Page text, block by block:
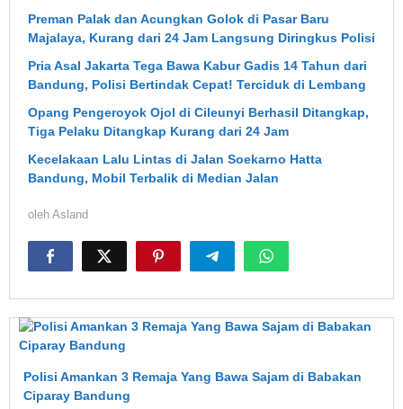
Preman Palak dan Acungkan Golok di Pasar Baru
Majalaya, Kurang dari 24 Jam Langsung Diringkus Polisi
Pria Asal Jakarta Tega Bawa Kabur Gadis 14 Tahun dari
Bandung, Polisi Bertindak Cepat! Terciduk di Lembang
Opang Pengeroyok Ojol di Cileunyi Berhasil Ditangkap,
Tiga Pelaku Ditangkap Kurang dari 24 Jam
Kecelakaan Lalu Lintas di Jalan Soekarno Hatta
Bandung, Mobil Terbalik di Median Jalan
oleh Asland
Polisi Amankan 3 Remaja Yang Bawa Sajam di Babakan
Ciparay Bandung